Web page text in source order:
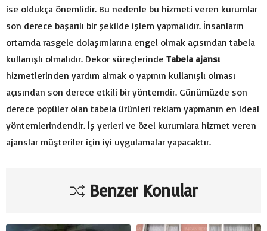
ise oldukça önemlidir. Bu nedenle bu hizmeti veren kurumlar
son derece başarılı bir şekilde işlem yapmalıdır. İnsanların
ortamda rasgele dolaşımlarına engel olmak açısından tabela
kullanışlı olmalıdır. Dekor süreçlerinde Tabela ajansı
hizmetlerinden yardım almak o yapının kullanışlı olması
açısından son derece etkili bir yöntemdir. Günümüzde son
derece popüler olan tabela ürünleri reklam yapmanın en ideal
yöntemlerindendir. İş yerleri ve özel kurumlara hizmet veren
ajanslar müşteriler için iyi uygulamalar yapacaktır.
Benzer Konular